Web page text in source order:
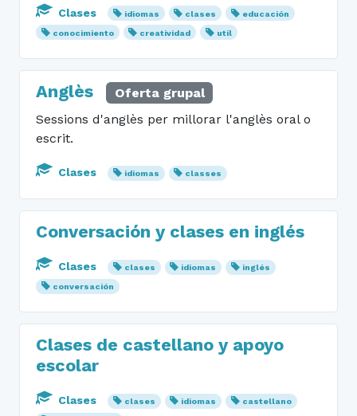
Clases idiomas clases
educación
conocimiento
creatividad util
Anglès
Oferta grupal
Sessions d'anglès per millorar l'anglès oral o
escrit.
Clases idiomas classes
Conversación y clases en inglés
Clases clases idiomas
inglés
conversación
Clases de castellano y apoyo
escolar
Clases clases idiomas
castellano